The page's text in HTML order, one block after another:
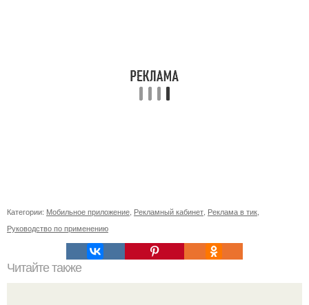
Категории: Мобильное приложение Рекламный кабинет Реклама в тик
Руководство по применению
Читайте также